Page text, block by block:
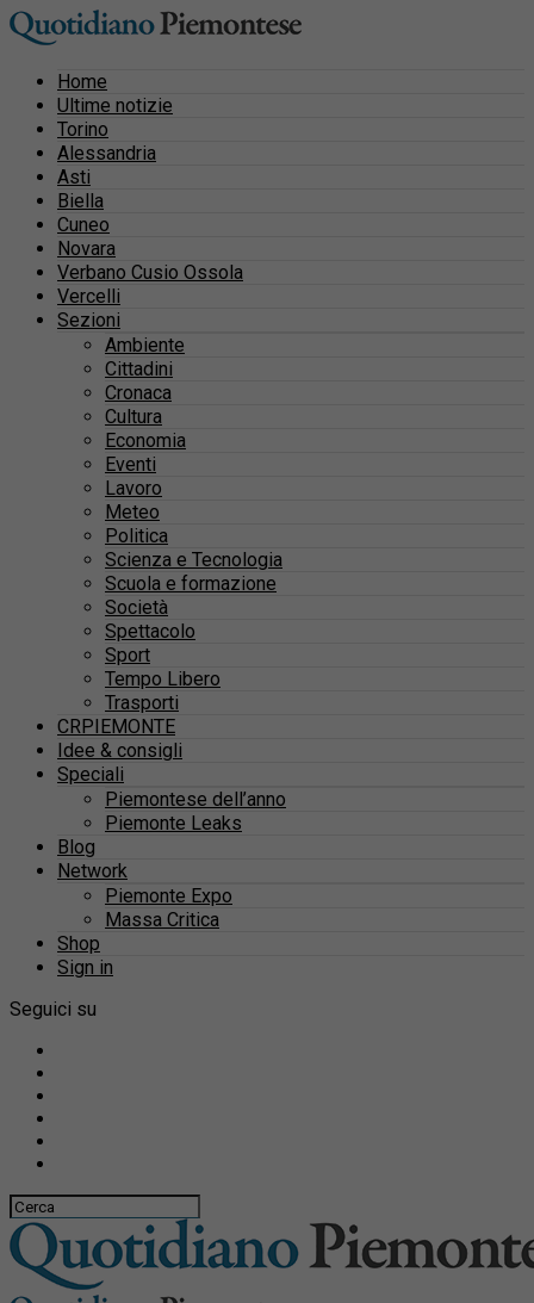
Home
Ultime notizie
Torino
Alessandria
Asti
Biella
Cuneo
Novara
Verbano Cusio Ossola
Vercelli
Sezioni
Ambiente
Cittadini
Cronaca
Cultura
Economia
Eventi
Lavoro
Meteo
Politica
Scienza e Tecnologia
Scuola e formazione
Società
Spettacolo
Sport
Tempo Libero
Trasporti
CRPIEMONTE
Idee & consigli
Speciali
Piemontese dell’anno
Piemonte Leaks
Blog
Network
Piemonte Expo
Massa Critica
Shop
Sign in
Seguici su